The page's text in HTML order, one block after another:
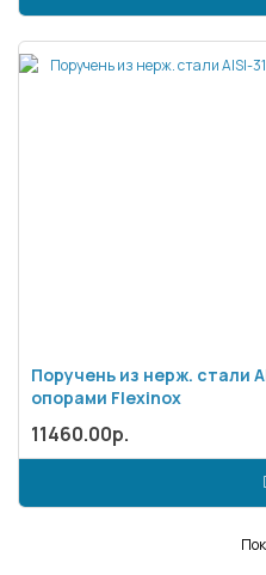
Поручень из нерж. стали
опорами Flexinox
11460.00р.